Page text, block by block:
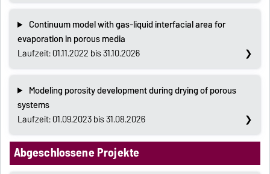
Continuum model with gas-liquid interfacial area for
evaporation in porous media
Laufzeit: 01.11.2022 bis 31.10.2026
Modeling porosity development during drying of porous
systems
Laufzeit: 01.09.2023 bis 31.08.2026
Abgeschlossene Projekte